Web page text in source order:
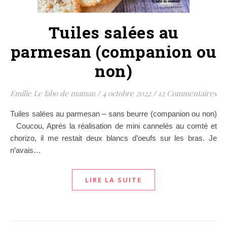
Tuiles salées au
parmesan (companion ou
non)
Emilie Le labo de maman / 4 octobre 2022 / 12 Commentaires
Tuiles salées au parmesan – sans beurre (companion ou non)
Coucou, Aprés la réalisation de mini cannelés au comté et
chorizo, il me restait deux blancs d’oeufs sur les bras. Je
n’avais…
LIRE LA SUITE